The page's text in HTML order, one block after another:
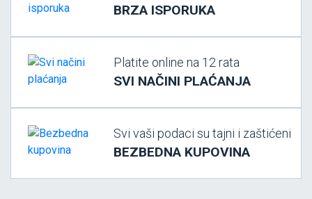
BRZA ISPORUKA
Platite online na 12 rata
SVI NAČINI PLAĆANJA
Svi vaši podaci su tajni i zaštićeni
BEZBEDNA KUPOVINA